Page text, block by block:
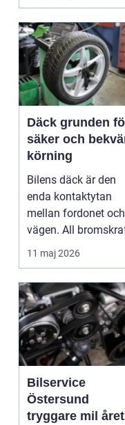
Däck grunden för
säker och
körning
Bilens däck är den
enda kontaktytan
mellan fordonet och
vägen. All
styrning och
11 maj 2026
Bilservice
Östersund
tryggare mil året